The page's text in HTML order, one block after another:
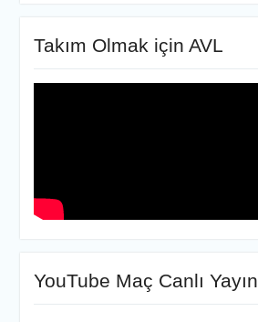
posta
Takım Olmak için AVL
YouTube Maç Canlı Yayın